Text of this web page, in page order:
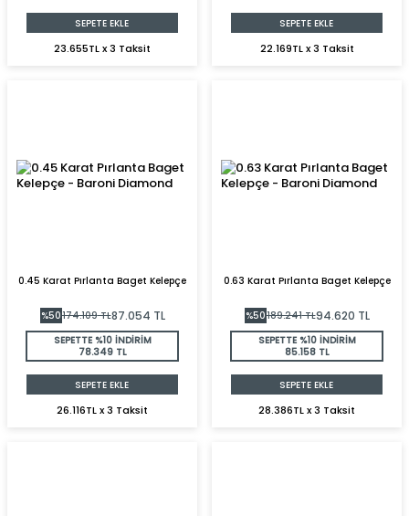
SEPETE EKLE
23.655TL x 3 Taksit
SEPETE EKLE
22.169TL x 3 Taksit
0.45 Karat Pırlanta Baget Kelepçe
%50174.109TL87.054 TL
SEPETTE %10 İNDİRİM
78.349 TL
SEPETE EKLE
26.116TL x 3 Taksit
0.63 Karat Pırlanta Baget Kelepçe
%50189.241TL94.620 TL
SEPETTE %10 İNDİRİM
85.158 TL
SEPETE EKLE
28.386TL x 3 Taksit